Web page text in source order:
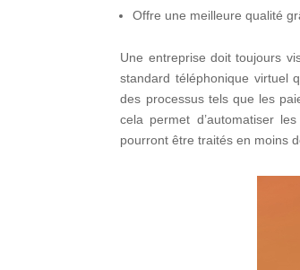
Offre une meilleure qualité
Une entreprise doit toujours
standard téléphonique virtuel
des processus tels que les
cela permet d’automatiser
pourront être traités en moins